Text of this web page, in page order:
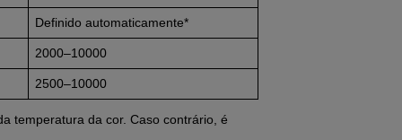
Definido automaticamente*
2000–10000
2500–10000
temperatura da cor. Caso contrário, é